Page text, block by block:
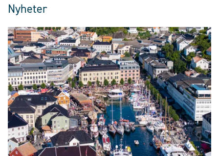
Nyheter